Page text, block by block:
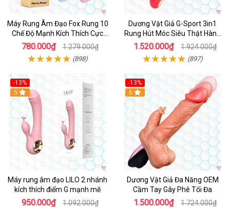
Máy Rung Âm Đạo Fox Rung 10
Chế Độ Mạnh Kích Thích Cực
Sướng
780.000₫ 1.279.000₫
(898)
Dương Vật Giả G-Sport 3in1
Rung Hút Móc Siêu Thật Hàng
Hot
1.520.000₫ 1.924.000₫
(897)
-13%
Hot
5
Máy rung âm đạo LILO 2 nhánh
kích thích điểm G mạnh mẽ
950.000₫ 1.092.000₫
-13%
Hot
5
Dương Vật Giả Đa Năng OEM
Cầm Tay Gây Phê Tối Đa
1.500.000₫ 1.724.000₫